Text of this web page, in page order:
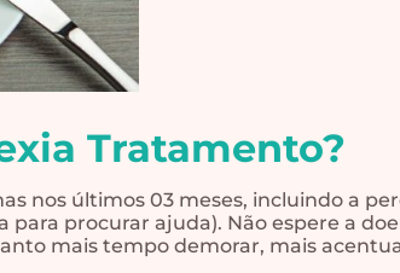
Tratamento?
nos últimos 03 meses, incluindo a
procurar ajuda). Não espere a
mais tempo demorar, mais